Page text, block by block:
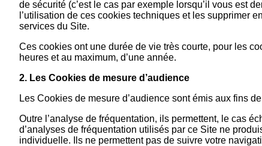
de sécurité (c’est le cas par exemple lorsqu’il vous est
l’utilisation de ces cookies techniques et les supprimer
services du Site.
Ces cookies ont une durée de vie très courte, pour les
heures et au maximum, d’une année.
2. Les Cookies de mesure d’audience
Les Cookies de mesure d’audience sont émis aux fins
Outre l’analyse de fréquentation, ils permettent, le cas
d’analyses de fréquentation utilisés par ce Site ne
individuelle. Ils ne permettent pas de suivre votre